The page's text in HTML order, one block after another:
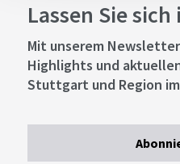
Lassen Sie
Mit unserem
Highlights und
Stuttgart und Region